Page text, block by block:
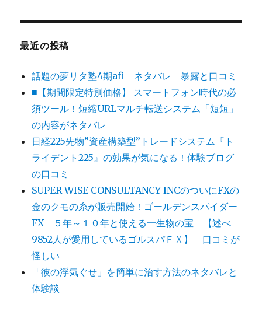
最近の投稿
話題の夢リタ塾4期afi ネタバレ 暴露と口コミ
■【期間限定特別価格】 スマートフォン時代の必
須ツール！短縮URLマルチ転送システム「短短」
の内容がネタバレ
日経225先物”資産構築型”トレードシステム『ト
ライデント225』の効果が気になる！体験ブログ
の口コミ
SUPER WISE CONSULTANCY INCのついにFXの
金のクモの糸が販売開始！ゴールデンスパイダー
FX ５年～１０年と使える一生物の宝 【述べ
9852人が愛用しているゴルスパＦＸ】 口コミが
怪しい
「彼の浮気ぐせ」を簡単に治す方法のネタバレと
体験談